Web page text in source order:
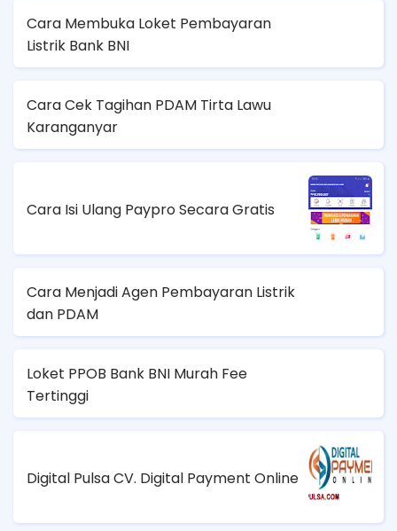
Cara Membuka Loket Pembayaran
Listrik Bank BNI
Cara Cek Tagihan PDAM Tirta Lawu
Karanganyar
Cara Isi Ulang Paypro Secara Gratis
Cara Menjadi Agen Pembayaran Listrik
dan PDAM
Loket PPOB Bank BNI Murah Fee
Tertinggi
Digital Pulsa CV. Digital Payment Online